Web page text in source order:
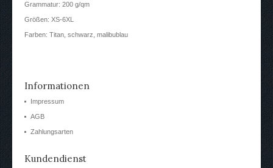
Grammatur: 200 g/qm
Größen: XS-6XL
Farben: Titan, schwarz, malibublau
Informationen
Impressum
AGB
Zahlungsarten
Kundendienst